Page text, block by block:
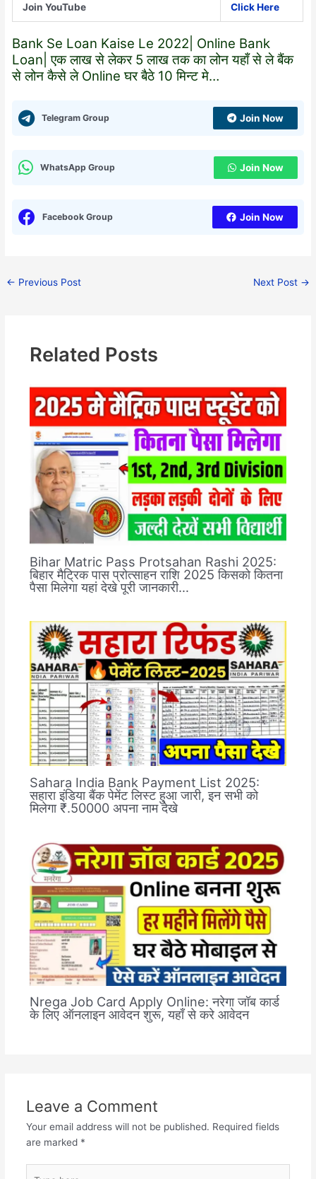
Join YouTube Click Here
Bank Se Loan Kaise Le 2022| Online Bank
Loan| एक लाख से लेकर 5 लाख तक का लोन यहाँ से ले बैंक
से लोन कैसे ले Online घर बैठे 10 मिन्ट मे…
Telegram Group Join Now
WhatsApp Group Join Now
Facebook Group Join Now
← Previous Post Next Post →
Related Posts
Bihar Matric Pass Protsahan Rashi 2025:
बिहार मैट्रिक पास प्रोत्साहन राशि 2025 किसको कितना
पैसा मिलेगा यहां देखे पूरी जानकारी…
Sahara India Bank Payment List 2025:
सहारा इंडिया बैंक पेमेंट लिस्ट हुआ जारी, इन सभी को
मिलेगा ₹.50000 अपना नाम देखे
Nrega Job Card Apply Online: नरेगा जॉब कार्ड
के लिए ऑनलाइन आवेदन शुरू, यहाँ से करे आवेदन
Leave a Comment
Your email address will not be published. Required fields
are marked *